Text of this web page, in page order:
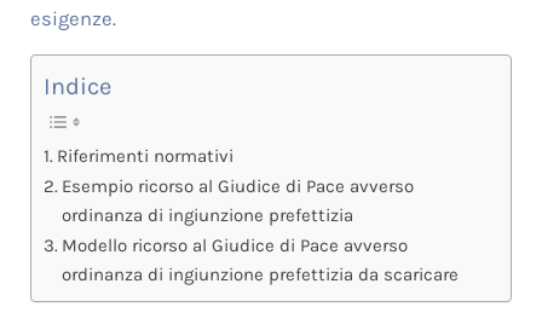
esigenze.
Indice
Riferimenti normativi
Esempio ricorso al Giudice di Pace avverso
ordinanza di ingiunzione prefettizia
Modello ricorso al Giudice di Pace avverso
ordinanza di ingiunzione prefettizia da scaricare